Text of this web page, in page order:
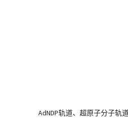
AdNDP轨道、超原子分子轨